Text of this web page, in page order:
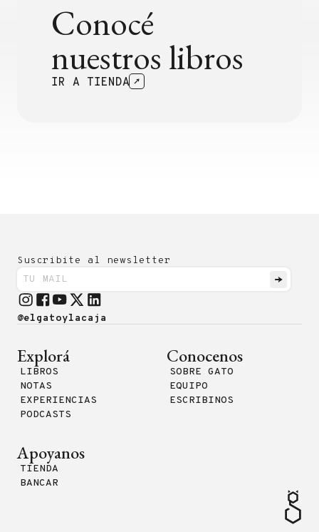
Conocé
nuestros libros
IR A TIENDA
Suscribite al newsletter
@elgatoylacaja
Explorá
LIBROS
NOTAS
EXPERIENCIAS
PODCASTS
Conocenos
SOBRE GATO
EQUIPO
ESCRIBINOS
Apoyanos
TIENDA
BANCAR